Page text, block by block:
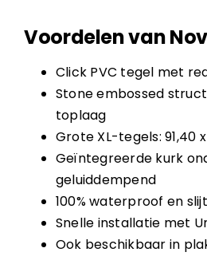
Voordelen van
Click PVC tegel met
Stone embossed
toplaag
Grote XL-tegels: 91,40
Geïntegreerde kurk
geluiddempend
100% waterproof en
Snelle installatie met
Ook beschikbaar in